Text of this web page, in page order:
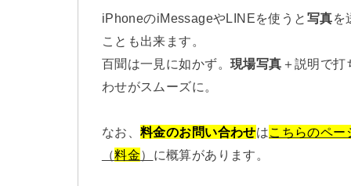
iPhoneのiMessageやLINEを使うと 写真を
ことも出来ます。
百聞は一見に如かず。 現場写真 ＋説明で打
わせがスムーズに。
なお、料金のお問い合わせはこちらのペー
（料金） に概算があります。